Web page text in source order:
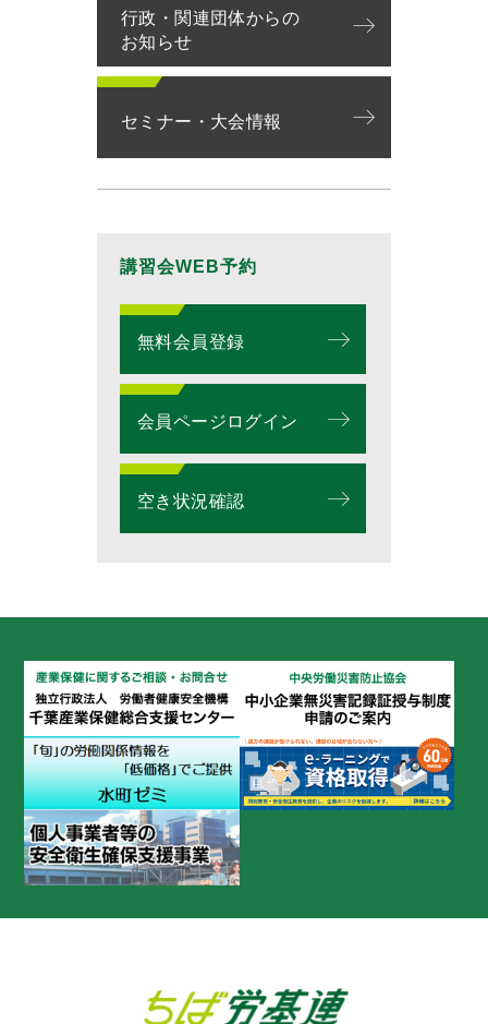
行政・関連団体からの
お知らせ
セミナー・大会情報
講習会WEB予約
無料会員登録
会員ページログイン
空き状況確認